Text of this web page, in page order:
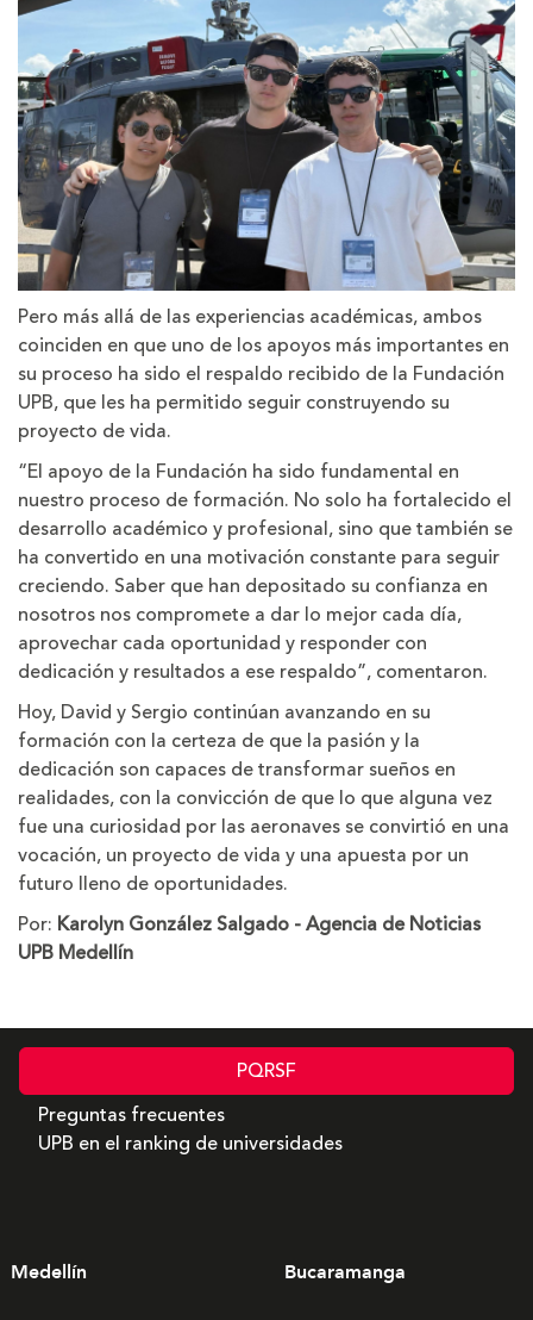
Pero más allá de las experiencias académicas, ambos
coinciden en que uno de los apoyos más importantes en
su proceso ha sido el respaldo recibido de la Fundación
UPB, que les ha permitido seguir construyendo su
proyecto de vida.
“El apoyo de la Fundación ha sido fundamental en
nuestro proceso de formación. No solo ha fortalecido el
desarrollo académico y profesional, sino que también se
ha convertido en una motivación constante para seguir
creciendo. Saber que han depositado su confianza en
nosotros nos compromete a dar lo mejor cada día,
aprovechar cada oportunidad y responder con
dedicación y resultados a ese respaldo”, comentaron.
Hoy, David y Sergio continúan avanzando en su
formación con la certeza de que la pasión y la
dedicación son capaces de transformar sueños en
realidades, con la convicción de que lo que alguna vez
fue una curiosidad por las aeronaves se convirtió en una
vocación, un proyecto de vida y una apuesta por un
futuro lleno de oportunidades.
Por: Karolyn González Salgado - Agencia de Noticias
UPB Medellín
PQRSF
Preguntas frecuentes
UPB en el ranking de universidades
Medellín Bucaramanga